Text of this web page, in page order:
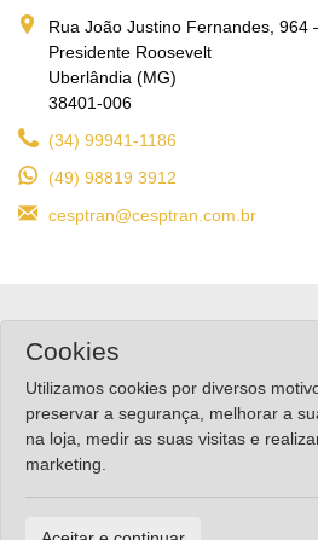
Rua João Justino Fernandes, 964
Presidente Roosevelt
Uberlândia (MG)
38401-006
(34) 99941-1186
(49) 98819 3912
cesptran@cesptran.com.br
QUER FICAR POR
NOVIDADES?
Confira nossas redes!
Cookies
Utilizamos cookies por diversos
preservar a segurança, melhorar a
na loja, medir as suas visitas e
marketing.